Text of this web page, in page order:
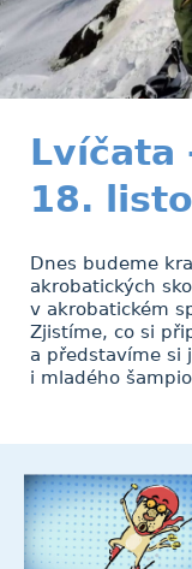
Lvíčata
18.
Dnes budeme
akrobatických
v akrobatickém
Zjistíme, co si
a představíme si
i mladého